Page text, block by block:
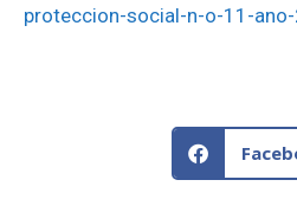
proteccion-social-n-o-11-